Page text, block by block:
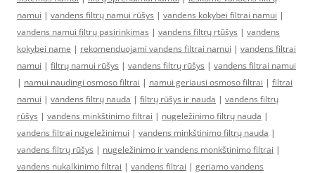
namui | vandens filtrų namui rūšys | vandens kokybei filtrai namui |
vandens namui filtrų pasirinkimas | vandens filtrų rtūšys | vandens
kokybei name | rekomenduojami vandens filtrai namui | vandens filtrai
namui | filtrų namui rūšys | vandens filtrų rūšys | vandens filtrai namui
| namui naudingi osmoso filtrai | namui geriausi osmoso filtrai | filtrai
namui | vandens filtrų nauda | filtrų rūšys ir nauda | vandens filtrų
rūšys | vandens minkštinimo filtrai | nugeležinimo filtrų nauda |
vandens filtrai nugeležinimui | vandens minkštinimo filtrų nauda |
vandens filtrų rūšys | nugeležinimo ir vandens monkštinimo filtrai |
vandens nukalkinimo filtrai | vandens filtrai | geriamo vandens